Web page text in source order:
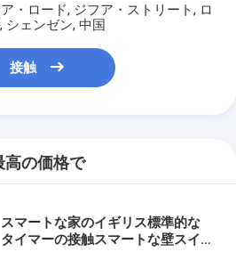
・ロード, ジフア・ストリート, ロ
シェンゼン, 中国
接触
高の価格で
スマートな家のイギリス標準的な
タイマーの接触スマートな壁スイ